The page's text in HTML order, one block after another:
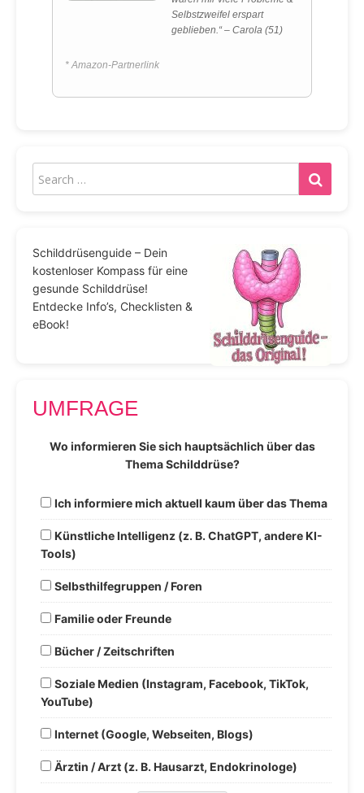
Selbstzweifel erspart
geblieben.“ – Carola (51)
* Amazon-Partnerlink
Schilddrüsenguide – Dein
kostenloser Kompass für eine
gesunde Schilddrüse!
Entdecke Info’s, Checklisten &
eBook!
UMFRAGE
Wo informieren Sie sich hauptsächlich über das
Thema Schilddrüse?
Ich informiere mich aktuell kaum über das Thema
Künstliche Intelligenz (z. B. ChatGPT, andere KI-
Tools)
Selbsthilfegruppen / Foren
Familie oder Freunde
Bücher / Zeitschriften
Soziale Medien (Instagram, Facebook, TikTok,
YouTube)
Internet (Google, Webseiten, Blogs)
Ärztin / Arzt (z. B. Hausarzt, Endokrinologe)